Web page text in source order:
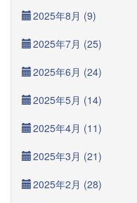
2025年8月 (9)
2025年7月 (25)
2025年6月 (24)
2025年5月 (14)
2025年4月 (11)
2025年3月 (21)
2025年2月 (28)